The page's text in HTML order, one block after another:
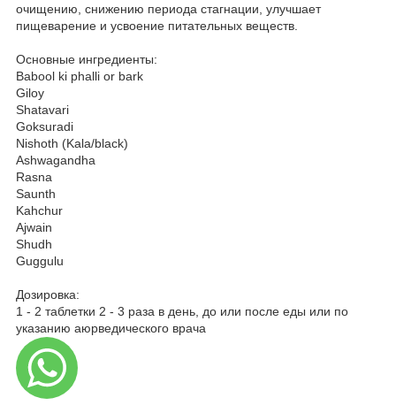
очищению, снижению периода стагнации, улучшает
пищеварение и усвоение питательных веществ.
Основные ингредиенты:
Babool ki phalli or bark
Giloy
Shatavari
Goksuradi
Nishoth (Kala/black)
Ashwagandha
Rasna
Saunth
Kahchur
Ajwain
Shudh
Guggulu
Дозировка:
1 - 2 таблетки 2 - 3 раза в день, до или после еды или по
указанию аюрведического врача